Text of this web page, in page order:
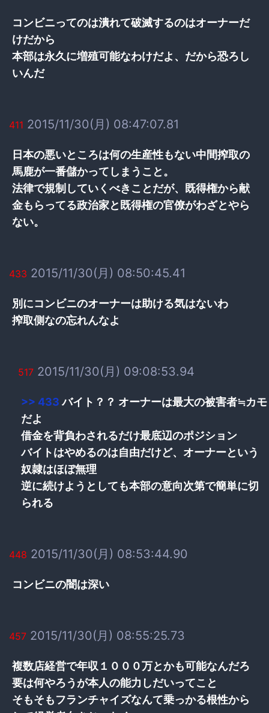
コンビニってのは潰れて破滅するのはオーナーだ
けだから
本部は永久に増殖可能なわけだよ、だから恐ろし
いんだ
411 2015/11/30(月) 08:47:07.81
日本の悪いところは何の生産性もない中間搾取の
馬鹿が一番儲かってしまうこと。
法律で規制していくべきことだが、既得権から献
金もらってる政治家と既得権の官僚がわざとやら
ない。
433 2015/11/30(月) 08:50:45.41
別にコンビニのオーナーは助ける気はないわ
搾取側なの忘れんなよ
517 2015/11/30(月) 09:08:53.94
>> 433バイト？？ オーナーは最大の被害者≒カモ
だよ
借金を背負わされるだけ最底辺のポジション
バイトはやめるのは自由だけど、オーナーという
奴隷はほぼ無理
逆に続けようとしても本部の意向次第で簡単に切
られる
448 2015/11/30(月) 08:53:44.90
コンビニの闇は深い
457 2015/11/30(月) 08:55:25.73
複数店経営で年収１０００万とかも可能なんだろ
要は何やろうが本人の能力しだいってこと
そもそもフランチャイズなんて乗っかる根性から